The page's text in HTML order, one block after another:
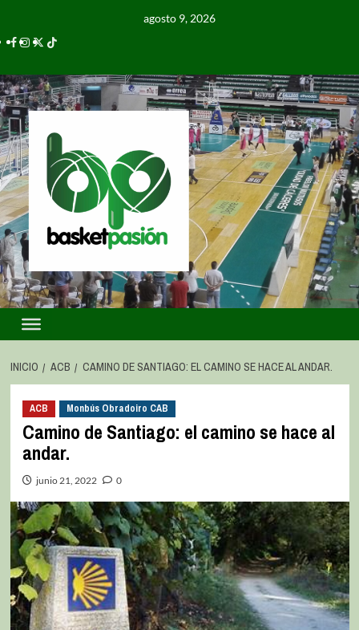
agosto 9, 2026
INICIO ACB CAMINO DE SANTIAGO: EL CAMINO SE HACE AL ANDAR.
ACB Monbús Obradoiro CAB
Camino de Santiago: el camino se hace al
andar.
junio 21, 2022 0